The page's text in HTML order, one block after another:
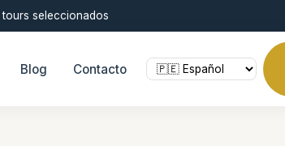
seleccionados
Blog Contacto